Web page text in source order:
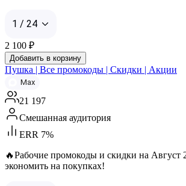
1 / 24
2 100 ₽
Добавить в корзину
Пушка | Все промокоды | Скидки | Акции
Max
21 197
Смешанная аудитория
ERR 7%
🔥Рабочие промокоды и скидки на Август
экономить на покупках!